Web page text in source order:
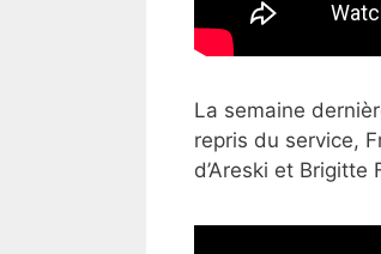
La semaine
repris du service,
d’Areski et Brigitte